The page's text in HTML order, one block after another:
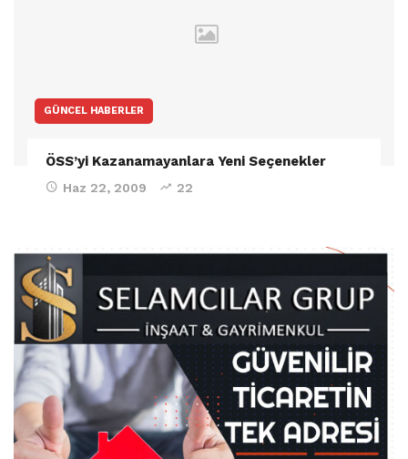
GÜNCEL HABERLER
ÖSS’yi Kazanamayanlara Yeni Seçenekler
Haz 22, 2009 22